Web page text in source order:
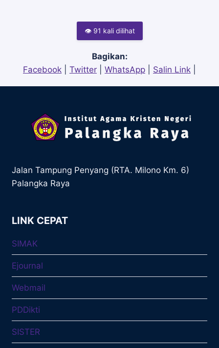
👁 91 kali dilihat
Bagikan:
Facebook
Twitter WhatsApp Salin Link
Jalan Tampung Penyang (RTA. Milono Km. 6)
Palangka Raya
LINK CEPAT
SIMAK
Ejournal
Webmail
PDDikti
SISTER